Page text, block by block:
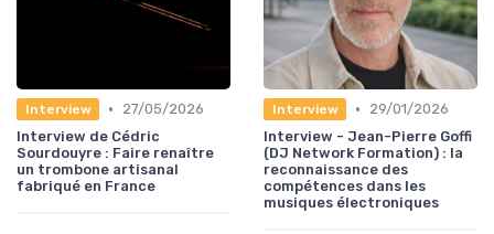
Interview •
27/05/2026
Interview de Cédric
Sourdouyre : Faire renaître
un trombone artisanal
fabriqué en France
Interview •
29/01/2026
Interview - Jean-Pierre Goffi
(DJ Network Formation) : la
reconnaissance des
compétences dans les
musiques électroniques